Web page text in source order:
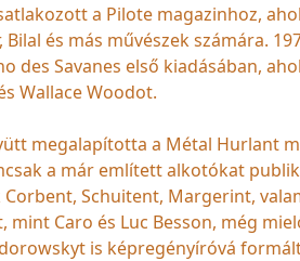
a Pilote magazinhoz,
és más művészek számára.
des Savanes első kiadásában,
Wallace Woodot.
megalapította a Métal Hurlant
a már említett alkotókat
Schuitent, Margerint,
Caro és Luc Besson, még
is képregényíróvá